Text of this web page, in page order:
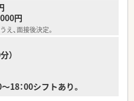
舗以上を展開しており、更に今後
なで育てる会社」とお考えで、
風通しのよさには自信がありま
備え、
円
、面接後決定。
）
18：00シフトあり。